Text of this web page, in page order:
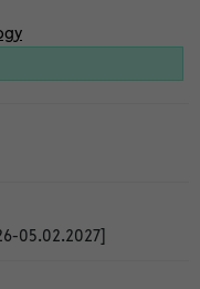
05.02.2027]